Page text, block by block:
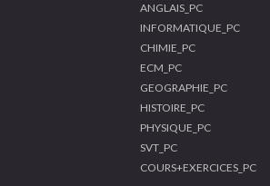
ANGLAIS_PC
INFORMATIQUE_PC
CHIMIE_PC
ECM_PC
GEOGRAPHIE_PC
HISTOIRE_PC
PHYSIQUE_PC
SVT_PC
COURS+EXERCICES_PC